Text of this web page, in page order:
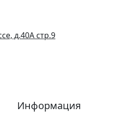
д.40А стр.9
Информация